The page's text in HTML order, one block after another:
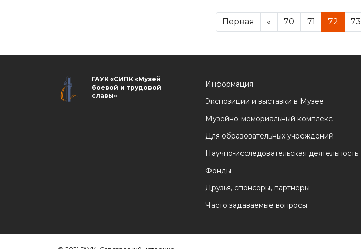
Первая « 70 71 72 73
ГАУК «СИПК «Музей
боевой и трудовой
славы»
Информация
Экспозиции и выставки в Музее
Музейно-мемориальный комплекс
Для образовательных учреждений
Научно-исследовательская деятельность
Фонды
Друзья, спонсоры, партнеры
Часто задаваемые вопросы